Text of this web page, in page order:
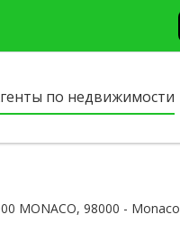
по недвижимости
MONACO, 98000 - Monaco